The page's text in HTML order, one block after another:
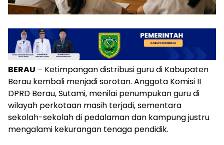
BERAU – Ketimpangan distribusi guru di Kabupaten
Berau kembali menjadi sorotan. Anggota Komisi II
DPRD Berau, Sutami, menilai penumpukan guru di
wilayah perkotaan masih terjadi, sementara
sekolah-sekolah di pedalaman dan kampung justru
mengalami kekurangan tenaga pendidik.